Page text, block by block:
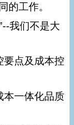
的工作。
我们不是大
要点及成本控
本一体化品质